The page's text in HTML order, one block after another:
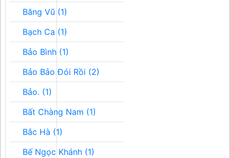
Băng Vũ (1)
Bạch Ca (1)
Bảo Bình (1)
Bảo Bảo Đói Rồi (2)
Bảo. (1)
Bất Chàng Nam (1)
Bắc Hà (1)
Bế Ngọc Khánh (1)